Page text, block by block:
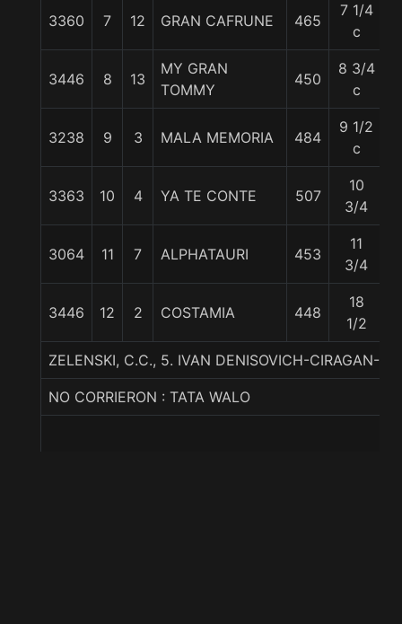
3360 7 12 GRAN CAFRUNE 465
7 1/4
c
3446 8 13
MY GRAN
TOMMY
450
8 3/4
c
3238 9 3 MALA MEMORIA 484
9 1/2
c
3363 10 4 YA TE CONTE 507
10
3/4
3064 11 7 ALPHATAURI 453
11
3/4
3446 12 2 COSTAMIA 448
18
1/2
ZELENSKI, C.C., 5. IVAN DENISOVICH-CIRAGAN-
NO CORRIERON : TATA WALO